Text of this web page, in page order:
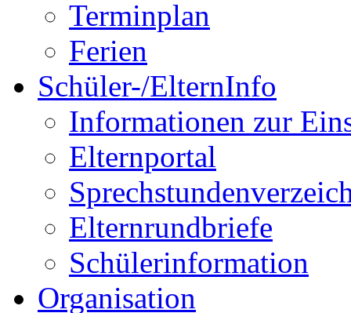
Terminplan
Ferien
Schüler-/ElternInfo
Informationen zur
Elternportal
Elternrundbriefe
Schülerinformation
Organisation